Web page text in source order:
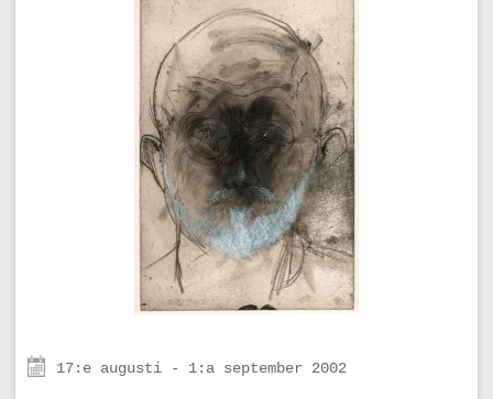
17:e augusti - 1:a september 2002